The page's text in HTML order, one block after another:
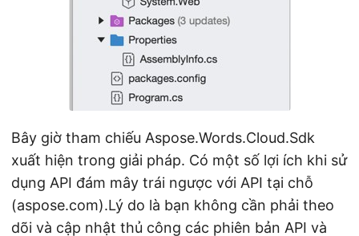
Bây giờ tham chiếu Aspose.Words.Cloud.Sdk
xuất hiện trong giải pháp. Có một số lợi ích khi sử
dụng API đám mây trái ngược với API tại chỗ
(aspose.com).Lý do là bạn không cần phải theo
dõi và cập nhật thủ công các phiên bản API và